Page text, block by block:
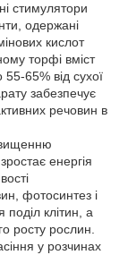
стимулятори
одержані
кислот
торфі вміст
65% від сухої
забезпечує
речовин в
енергія
фотосинтез і
клітин, а
росту рослин.
у розчинах